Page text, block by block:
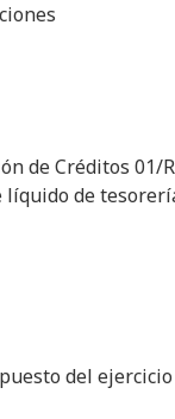
de Créditos 01/
de
del ejercicio